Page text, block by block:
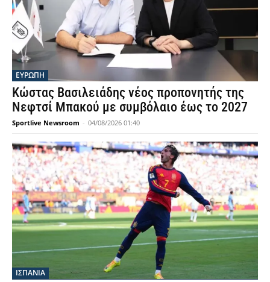
ΕΥΡΩΠΗ
Κώστας Βασιλειάδης νέος προπονητής της
Νεφτσί Μπακού με συμβόλαιο έως το 2027
Sportlive Newsroom - 04/08/2026 01:40
ΙΣΠΑΝΙΑ